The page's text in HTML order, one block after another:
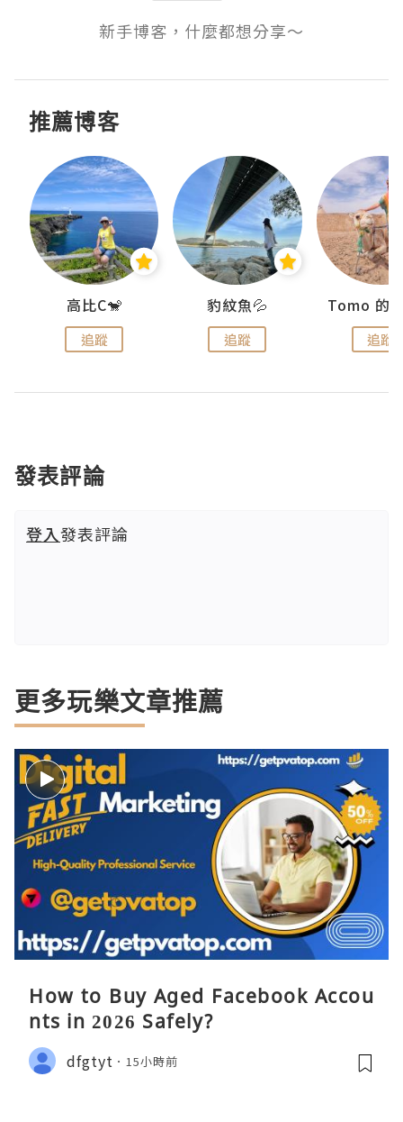
新手博客，什麼都想分享～
推薦博客
高比C🐒
追蹤
豹紋魚💦
追蹤 追蹤
發表評論
登入發表評論
更多玩樂文章推薦
How to Buy Aged Facebook Accou
nts in 2026 Safely?
dfgtyt 15小時前